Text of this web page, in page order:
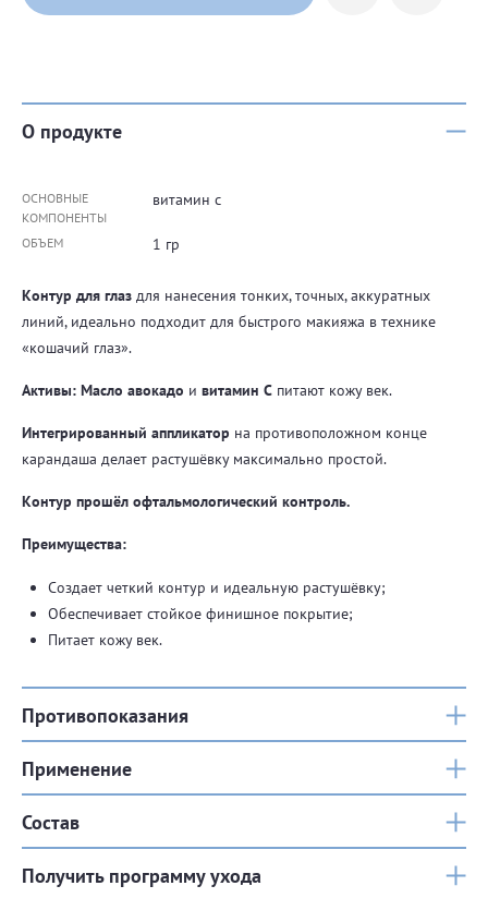
О продукте
ОСНОВНЫЕ
КОМПОНЕНТЫ
витамин с
ОБЪЕМ 1 гр
Контур для глаз для нанесения тонких, точных, аккуратных
линий, идеально подходит для быстрого макияжа в технике
«кошачий глаз».
Активы: Масло авокадо и витамин C питают кожу век.
Интегрированный аппликатор на противоположном конце
карандаша делает растушёвку максимально простой.
Контур прошёл офтальмологический контроль.
Преимущества:
Создает четкий контур и идеальную растушёвку;
Обеспечивает стойкое финишное покрытие;
Питает кожу век.
Противопоказания
Применение
Состав
Получить программу ухода